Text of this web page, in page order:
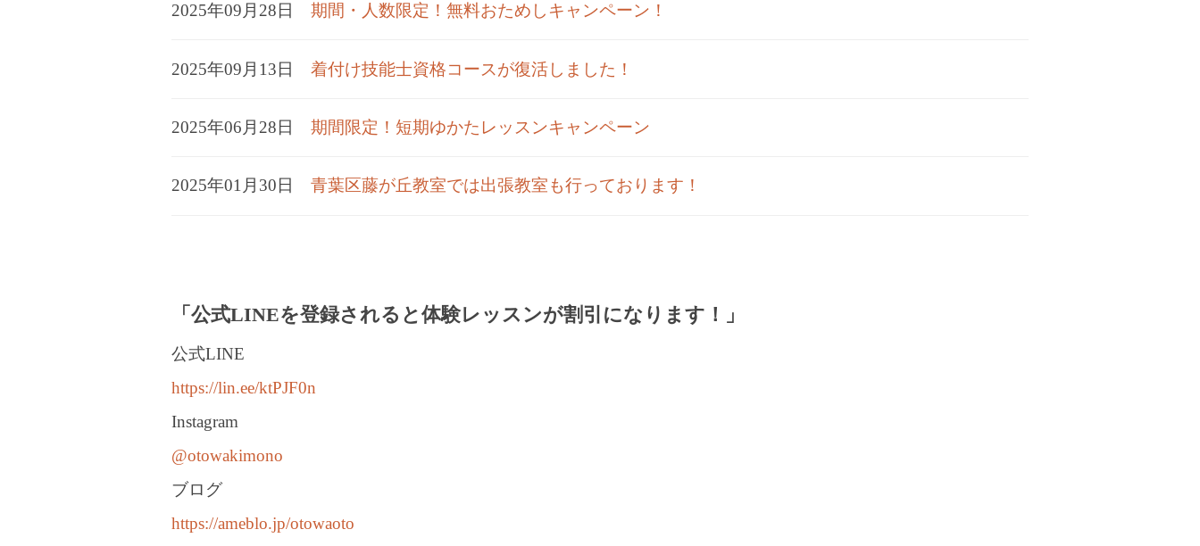
2025年09月28日 期間・人数限定！無料おためしキャンペーン！
2025年09月13日 着付け技能士資格コースが復活しました！
2025年06月28日 期間限定！短期ゆかたレッスンキャンペーン
2025年01月30日 青葉区藤が丘教室では出張教室も行っております！
「公式LINEを登録されると体験レッスンが割引になります！」
公式LINE
https://lin.ee/ktPJF0n
Instagram
@otowakimono
ブログ
https://ameblo.jp/otowaoto